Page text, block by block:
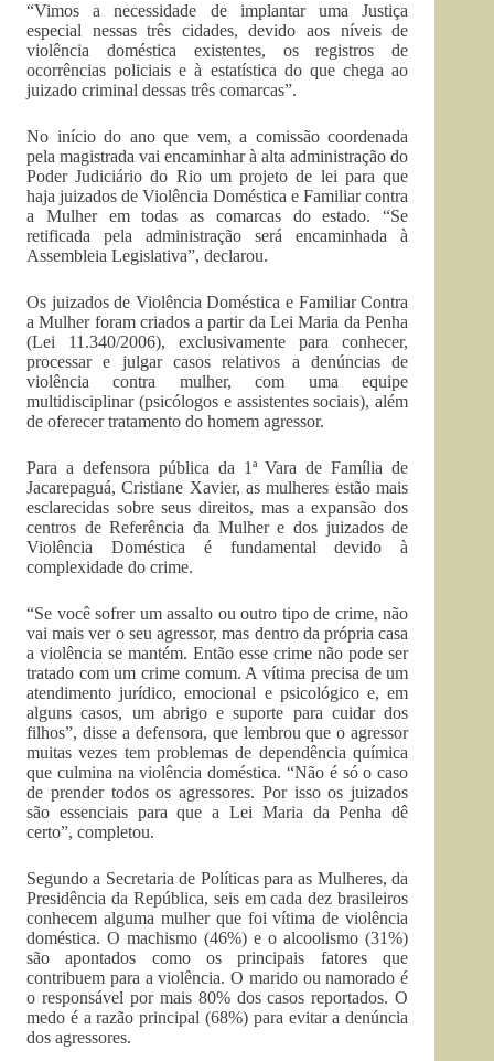
“Vimos a necessidade de implantar uma Justiça
especial nessas três cidades, devido aos níveis de
violência doméstica existentes, os registros de
ocorrências policiais e à estatística do que chega ao
juizado criminal dessas três comarcas”.
No início do ano que vem, a comissão coordenada
pela magistrada vai encaminhar à alta administração do
Poder Judiciário do Rio um projeto de lei para que
haja juizados de Violência Doméstica e Familiar contra
a Mulher em todas as comarcas do estado. “Se
retificada pela administração será encaminhada à
Assembleia Legislativa”, declarou.
Os juizados de Violência Doméstica e Familiar Contra
a Mulher foram criados a partir da Lei Maria da Penha
(Lei 11.340/2006), exclusivamente para conhecer,
processar e julgar casos relativos a denúncias de
violência contra mulher, com uma equipe
multidisciplinar (psicólogos e assistentes sociais), além
de oferecer tratamento do homem agressor.
Para a defensora pública da 1ª Vara de Família de
Jacarepaguá, Cristiane Xavier, as mulheres estão mais
esclarecidas sobre seus direitos, mas a expansão dos
centros de Referência da Mulher e dos juizados de
Violência Doméstica é fundamental devido à
complexidade do crime.
“Se você sofrer um assalto ou outro tipo de crime, não
vai mais ver o seu agressor, mas dentro da própria casa
a violência se mantém. Então esse crime não pode ser
tratado com um crime comum. A vítima precisa de um
atendimento jurídico, emocional e psicológico e, em
alguns casos, um abrigo e suporte para cuidar dos
filhos”, disse a defensora, que lembrou que o agressor
muitas vezes tem problemas de dependência química
que culmina na violência doméstica. “Não é só o caso
de prender todos os agressores. Por isso os juizados
são essenciais para que a Lei Maria da Penha dê
certo”, completou.
Segundo a Secretaria de Políticas para as Mulheres, da
Presidência da República, seis em cada dez brasileiros
conhecem alguma mulher que foi vítima de violência
doméstica. O machismo (46%) e o alcoolismo (31%)
são apontados como os principais fatores que
contribuem para a violência. O marido ou namorado é
o responsável por mais 80% dos casos reportados. O
medo é a razão principal (68%) para evitar a denúncia
dos agressores.